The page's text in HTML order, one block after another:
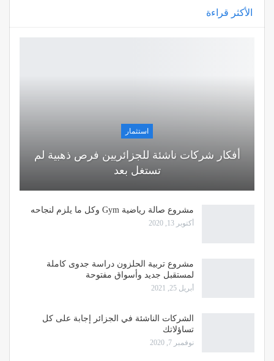
الأكثر قراءة
استثمار
أفكار شركات ناشئة للجزائريين فرص ذهبية لم
تستغل بعد
مشروع صالة رياضية Gym وكل ما يلزم لنجاحه
أكتوبر 13, 2020
مشروع تربية الحلزون دراسة جدوى كاملة
لمستقبل جديد وأسواق مفتوحة
أبريل 25, 2021
الشركات الناشئة في الجزائر إجابة على كل
تساؤلاتك
نوفمبر 7, 2020